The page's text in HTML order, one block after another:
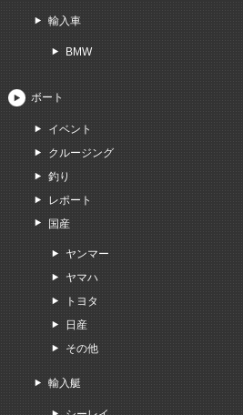
輸入車
BMW
ボート
イベント
クルージング
釣り
レポート
国産
ヤンマー
ヤマハ
トヨタ
日産
その他
輸入艇